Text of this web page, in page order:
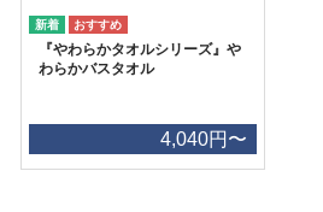
『やわらかタオルシリーズ』や
わらかバスタオル
4,040円〜